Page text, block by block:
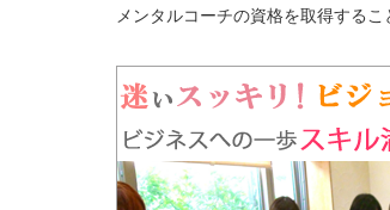
メンタルコーチの資格を取得する